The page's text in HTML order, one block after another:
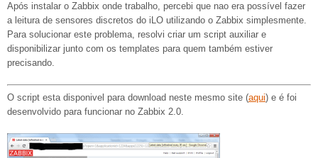
Após instalar o Zabbix onde trabalho, percebi que nao era possível fazer
a leitura de sensores discretos do iLO utilizando o Zabbix simplesmente.
Para solucionar este problema, resolvi criar um script auxiliar e
disponibilizar junto com os templates para quem também estiver
precisando.
O script esta disponivel para download neste mesmo site (aqui) e é foi
desenvolvido para funcionar no Zabbix 2.0.